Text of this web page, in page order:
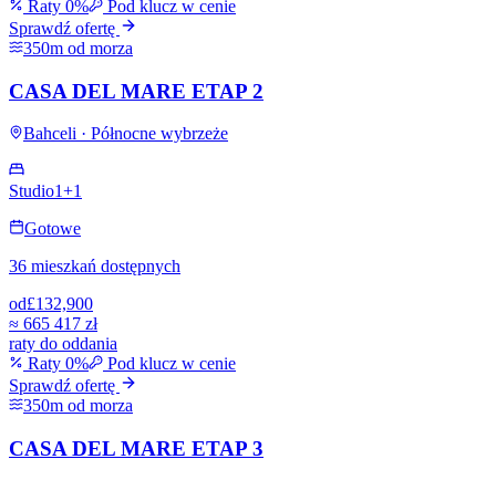
Raty 0%
Pod klucz w cenie
Sprawdź ofertę
350m od morza
CASA DEL MARE ETAP 2
Bahceli · Północne wybrzeże
Studio1+1
Gotowe
36 mieszkań dostępnych
od£132,900
≈ 665 417 zł
raty do oddania
Raty 0%
Pod klucz w cenie
Sprawdź ofertę
350m od morza
CASA DEL MARE ETAP 3